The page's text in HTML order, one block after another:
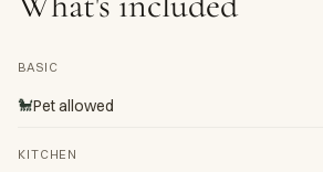
BASIC
🐩Pet allowed
KITCHEN